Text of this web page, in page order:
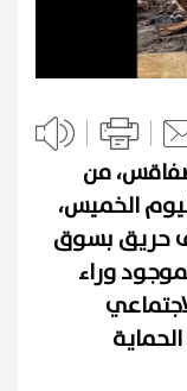
من
الخميس،
حريق بسوق
وراء